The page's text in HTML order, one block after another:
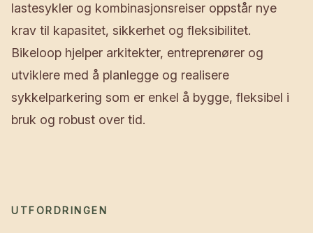
lastesykler og kombinasjonsreiser oppstår nye
krav til kapasitet, sikkerhet og fleksibilitet.
Bikeloop hjelper arkitekter, entreprenører og
utviklere med å planlegge og realisere
sykkelparkering som er enkel å bygge, fleksibel i
bruk og robust over tid.
UTFORDRINGEN